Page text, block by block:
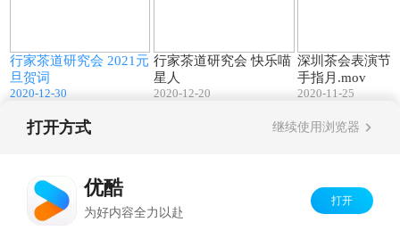
行家茶道研究会 2021元
旦贺词
2020-12-30
行家茶道研究会 快乐喵
星人
2020-12-20
深圳茶会表演节
手指月.mov
2020-11-25
打开方式 继续使用浏览器
优酷
为好内容全力以赴
打开